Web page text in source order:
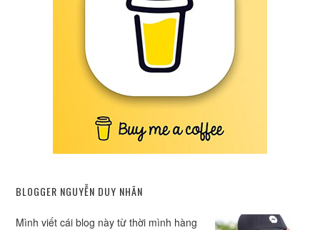
BLOGGER NGUYỄN DUY NHÂN
Mình viết cái blog này từ thời mình hàng